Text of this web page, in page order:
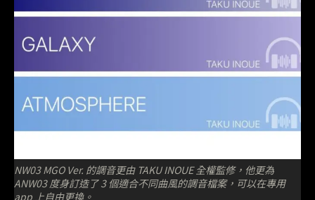
NW03 MGO Ver. 的調音更由 TAKU INOUE 全權監修，他更為
ANW03 度身訂造了 3 個適合不同曲風的調音檔案，可以在專用
app 上自由更換。